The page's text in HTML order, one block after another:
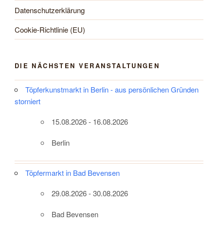
Datenschutzerklärung
Cookie-Richtlinie (EU)
DIE NÄCHSTEN VERANSTALTUNGEN
Töpferkunstmarkt in Berlin - aus persönlichen Gründen
storniert
15.08.2026 - 16.08.2026
Berlin
Töpfermarkt in Bad Bevensen
29.08.2026 - 30.08.2026
Bad Bevensen